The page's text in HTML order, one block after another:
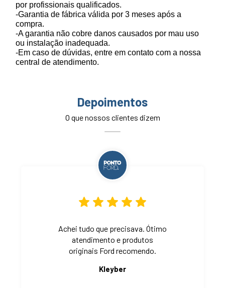
por profissionais qualificados.
-Garantia de fábrica válida por 3 meses após a
compra.
-A garantia não cobre danos causados por mau uso
ou instalação inadequada.
-Em caso de dúvidas, entre em contato com a nossa
central de atendimento.
Depoimentos
O que nossos clientes dizem
Achei tudo que precisava. Ótimo
atendimento e produtos
originais Ford recomendo.
Kleyber